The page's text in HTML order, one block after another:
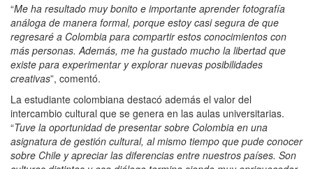
“Me ha resultado muy bonito e importante aprender fotografía
análoga de manera formal, porque estoy casi segura de que
regresaré a Colombia para compartir estos conocimientos con
más personas. Además, me ha gustado mucho la libertad que
existe para experimentar y explorar nuevas posibilidades
creativas”, comentó.
La estudiante colombiana destacó además el valor del
intercambio cultural que se genera en las aulas universitarias.
“Tuve la oportunidad de presentar sobre Colombia en una
asignatura de gestión cultural, al mismo tiempo que pude conocer
sobre Chile y apreciar las diferencias entre nuestros países. Son